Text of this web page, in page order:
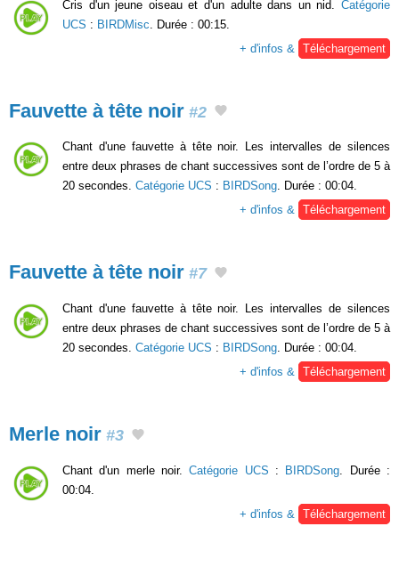
Cris d'un jeune oiseau et d'un adulte dans un nid. Catégorie
UCS : BIRDMisc . Durée : 00:15.
+ d'infos &
Téléchargement
Fauvette à tête noir #2
Chant d'une fauvette à tête noir. Les intervalles de silences
entre deux phrases de chant successives sont de l’ordre de 5 à
20 secondes. Catégorie UCS : BIRDSong. Durée : 00:04.
+ d'infos & Téléchargement
Fauvette à tête noir #7
Chant d'une fauvette à tête noir. Les intervalles de silences
entre deux phrases de chant successives sont de l’ordre de 5 à
20 secondes. Catégorie UCS : BIRDSong . Durée : 00:04.
+ d'infos &
Téléchargement
Merle noir #3
Chant d'un merle noir.Catégorie UCS : BIRDSong . Durée :
00:04.
+ d'infos &
Téléchargement